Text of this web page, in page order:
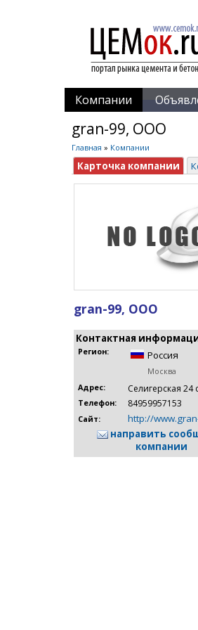
Компании
gran-99, ООО
Главная » Компании
Карточка компании
gran-99, ООО
Контактная
Регион: Россия
Москва
Адрес:
Селигерская 24
Телефон: 84959957153
Сайт:
http://
направить
компании